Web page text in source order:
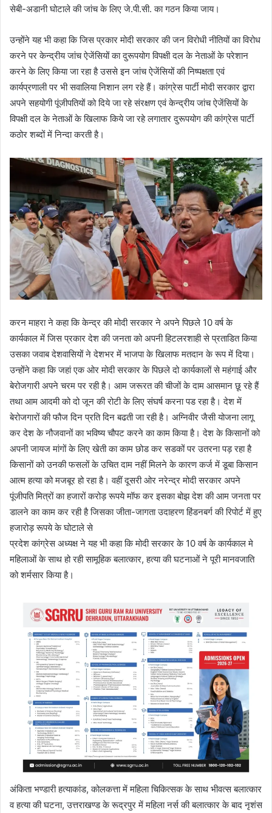
सेबी-अडानी घोटाले की जांच के लिए जे.पी.सी. का गठन किया जाय।
उन्होंने यह भी कहा कि जिस प्रकार मोदी सरकार की जन विरोधी नीतियों का विरोध
करने पर केन्द्रीय जांच ऐजेंसियों का दुरूपयोग विपक्षी दल के नेताओं के परेशान
करने के लिए किया जा रहा है उससे इन जांच ऐजेंसियों की निष्पक्षता एवं
कार्यप्रणाली पर भी सवालिया निशान लग रहे हैं। कांग्रेस पार्टी मोदी सरकार द्वारा
अपने सहयोगी पूंजीपतियों को दिये जा रहे संरक्षण एवं केन्द्रीय जांच ऐजेंसियों के
विपक्षी दल के नेताओं के खिलाफ किये जा रहे लगातार दुरूपयोग की कांग्रेस पार्टी
कठोर शब्दों में निन्दा करती है।
करन माहरा ने कहा कि केन्द्र की मोदी सरकार ने अपने पिछले 10 वर्ष के
कार्यकाल में जिस प्रकार देश की जनता को अपनी हिटलरशाही से प्रताडित किया
उसका जवाब देशवासियों ने देशभर में भाजपा के खिलाफ मतदान के रूप में दिया।
उन्होंने कहा कि जहां एक ओर मोदी सरकार के पिछले दो कार्यकालों से महंगाई और
बेरोजगारी अपने चरम पर रही है। आम जरूरत की चीजों के दाम आसमान छू रहे हैं
तथा आम आदमी को दो जून की रोटी के लिए संघर्ष करना पड रहा है। देश में
बेरोजगारों की फौज दिन प्रति दिन बढती जा रही है। अग्निवीर जैसी योजना लागू
कर देश के नौजवानों का भविष्य चौपट करने का काम किया है। देश के किसानों को
अपनी जायज मांगों के लिए खेती का काम छोड कर सडकों पर उतरना पड़ रहा है
किसानों को उनकी फसलों के उचित दाम नहीं मिलने के कारण कर्ज में डूबा किसान
आत्म हत्या को मजबूर हो रहा है। वहीं दूसरी ओर नरेन्द्र मोदी सरकार अपने
पूंजीपति मित्रों का हजारों करोड़ रूपये मॉफ कर इसका बोझ देश की आम जनता पर
डालने का काम कर रही है जिसका जीता-जागता उदाहरण हिंडनबर्ग की रिपोर्ट में हुए
हजारोड़ रूपये के घोटाले से
प्रदेश कांग्रेस अध्यक्ष ने यह भी कहा कि मोदी सरकार के 10 वर्ष के कार्यकाल मे
महिलाओं के साथ हो रही सामूहिक बलात्कार, हत्या की घटनाओं ने पूरी मानवजाति
को शर्मसार किया है।
अंकिता भण्डारी हत्याकांड, कोलकत्ता में महिला चिकित्सक के साथ भीवत्स बलात्कार
व हत्या की घटना, उत्तराखण्ड के रूद्रपुर में महिला नर्स की बलात्कार के बाद नृशंस